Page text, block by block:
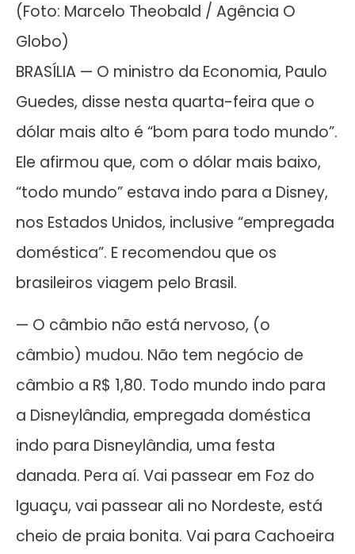
(Foto: Marcelo Theobald / Agência O
Globo)
BRASÍLIA — O ministro da Economia, Paulo
Guedes, disse nesta quarta-feira que o
dólar mais alto é “bom para todo mundo”.
Ele afirmou que, com o dólar mais baixo,
“todo mundo” estava indo para a Disney,
nos Estados Unidos, inclusive “empregada
doméstica”. E recomendou que os
brasileiros viagem pelo Brasil.
— O câmbio não está nervoso, (o
câmbio) mudou. Não tem negócio de
câmbio a R$ 1,80. Todo mundo indo para
a Disneylândia, empregada doméstica
indo para Disneylândia, uma festa
danada. Pera aí. Vai passear em Foz do
Iguaçu, vai passear ali no Nordeste, está
cheio de praia bonita. Vai para Cachoeira